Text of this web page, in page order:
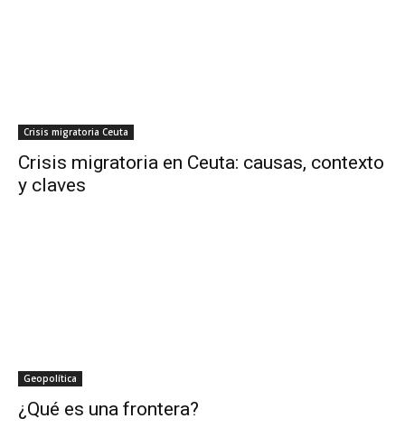
Crisis migratoria Ceuta
Crisis migratoria en Ceuta: causas, contexto
y claves
Geopolítica
¿Qué es una frontera?